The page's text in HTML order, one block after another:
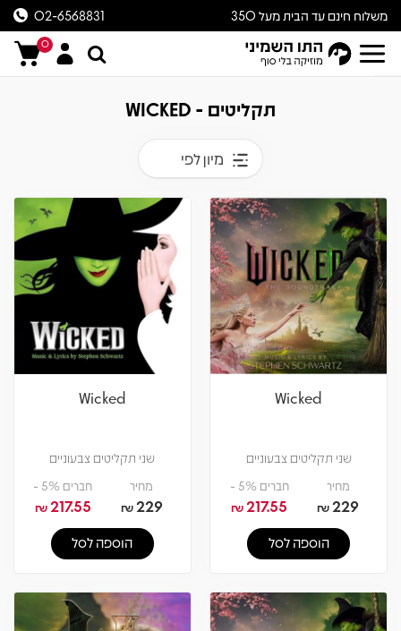
משלוח חינם עד הבית מעל 350
ש״ח
02-6568831
0
תקליטים - WICKED
מיון לפי
Wicked
שני תקליטים צבעוניים
מחיר
229
₪
חברים 5% -
217.55
₪
הוספה לסל
Wicked
שני תקליטים צבעוניים
מחיר
229
₪
חברים 5% -
217.55
₪
הוספה לסל